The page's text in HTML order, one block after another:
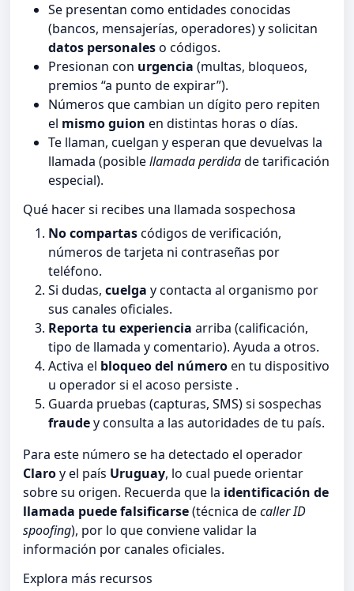
Se presentan como entidades conocidas
(bancos, mensajerías, operadores) y solicitan
datos personaleso códigos.
Presionan con urgencia (multas, bloqueos,
premios “a punto de expirar”).
Números que cambian un dígito pero repiten
el mismo guion en distintas horas o días.
Te llaman, cuelgan y esperan que devuelvas la
llamada (posiblellamada perdidade tarificación
especial).
Qué hacer si recibes una llamada sospechosa
No compartascódigos de verificación,
números de tarjeta ni contraseñas por
teléfono.
Si dudas, cuelga y contacta al organismo por
sus canales oficiales.
Reporta tu experiencia arriba (calificación,
tipo de llamada y comentario). Ayuda a otros.
Activa el bloqueo del númeroen tu dispositivo
u operador si el acoso persiste .
Guarda pruebas (capturas, SMS) si sospechas
fraudey consulta a las autoridades de tu país.
Para este número se ha detectado el operador
Claroy el país Uruguay, lo cual puede orientar
sobre su origen. Recuerda que la identificación de
llamada puede falsificarse(técnica decaller ID
spoofing), por lo que conviene validar la
información por canales oficiales.
Explora más recursos